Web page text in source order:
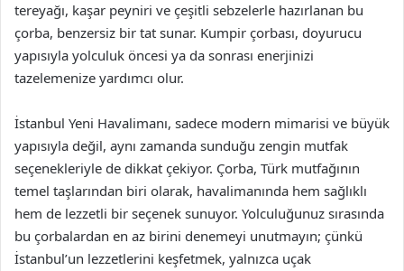
tereyağı, kaşar peyniri ve çeşitli sebzelerle hazırlanan bu
çorba, benzersiz bir tat sunar. Kumpir çorbası, doyurucu
yapısıyla yolculuk öncesi ya da sonrası enerjinizi
tazelemenize yardımcı olur.
İstanbul Yeni Havalimanı, sadece modern mimarisi ve büyük
yapısıyla değil, aynı zamanda sunduğu zengin mutfak
seçenekleriyle de dikkat çekiyor. Çorba, Türk mutfağının
temel taşlarından biri olarak, havalimanında hem sağlıklı
hem de lezzetli bir seçenek sunuyor. Yolculuğunuz sırasında
bu çorbalardan en az birini denemeyi unutmayın; çünkü
İstanbul’un lezzetlerini keşfetmek, yalnızca uçak